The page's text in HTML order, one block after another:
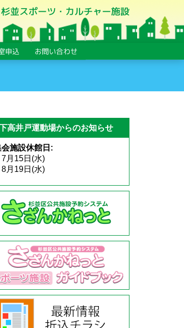
杉並スポーツ・カルチャー施設
高井戸運動場からのお知らせ
会施設休館日:
7月15日(水)
8月19日(水)
申込 お問い合わせ